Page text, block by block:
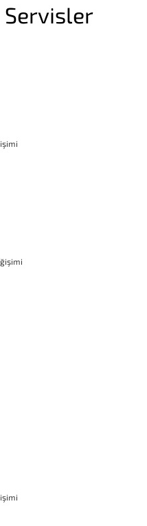
Servisler